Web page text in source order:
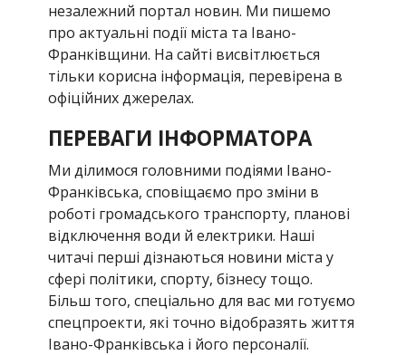
незалежний портал новин. Ми пишемо
про актуальні події міста та Івано-
Франківщини. На сайті висвітлюється
тільки корисна інформація, перевірена в
офіційних джерелах.
ПЕРЕВАГИ ІНФОРМАТОРА
Ми ділимося головними подіями Івано-
Франківська, сповіщаємо про зміни в
роботі громадського транспорту, планові
відключення води й електрики. Наші
читачі перші дізнаються новини міста у
сфері політики, спорту, бізнесу тощо.
Більш того, спеціально для вас ми готуємо
спецпроекти, які точно відобразять життя
Івано-Франківська і його персоналії.